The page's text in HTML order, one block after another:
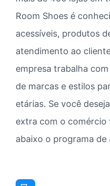
Room Shoes é
acessíveis, produtos
atendimento ao
empresa trabalha
de marcas e estilos
etárias. Se você
extra com o comércio
abaixo o programa de